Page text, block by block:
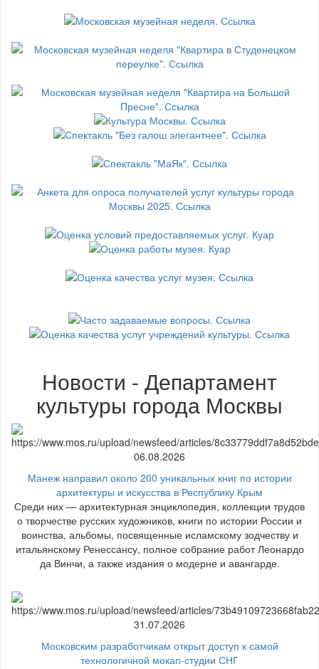
Новости - Департамент
культуры города Москвы
06.08.2026
Манеж направил около 200 уникальных книг по истории
архитектуры и искусства в Республику Крым
Среди них — архитектурная энциклопедия, коллекции трудов
о творчестве русских художников, книги по истории России и
воинства, альбомы, посвященные исламскому зодчеству и
итальянскому Ренессансу, полное собрание работ Леонардо
да Винчи, а также издания о модерне и авангарде.
31.07.2026
Московским разработчикам открыт доступ к самой
технологичной мокап-студии СНГ